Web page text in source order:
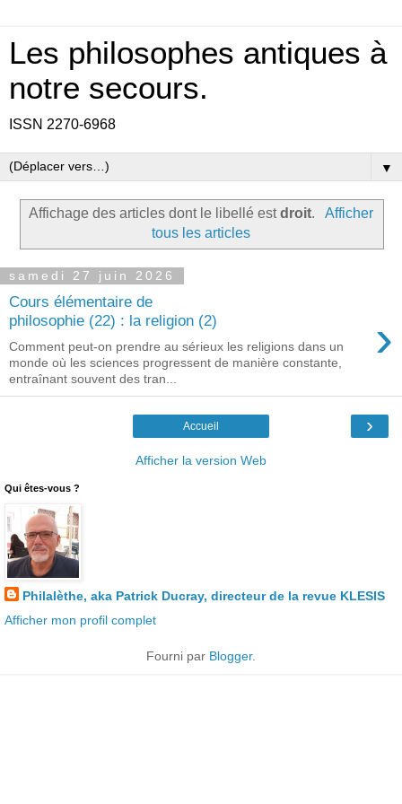
Les philosophes antiques à
notre secours.
ISSN 2270-6968
▼
Affichage des articles dont le libellé estdroit.
Afficher
tous les articles
samedi 27 juin 2026
Cours élémentaire de
philosophie (22) : la religion (2)
›
Comment peut-on prendre au sérieux les religions dans un
monde où les sciences progressent de manière constante,
entraînant souvent des tran...
›
Accueil
Afficher la version Web
Qui êtes-vous ?
Philalèthe, aka Patrick Ducray, directeur de la revue KLESIS
Afficher mon profil complet
Fourni par Blogger.